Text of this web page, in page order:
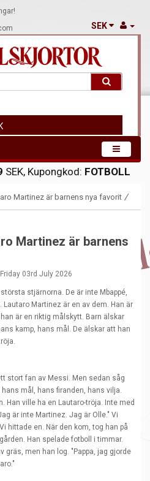
SEK
SEK, Kupongkod: FOTBOLL
Martinez är barnens nya favorit
Martinez är barnens
03rd July 2026
stjärnorna. De är inte Mbappé,
Martinez är en av dem. Han är
är en riktig målskytt. Barn älskar
kamp, hans mål. De älskar att han
stort fan av Messi. Men sedan såg
mål, hans firanden, hans vilja.
Han ville ha en Lautaro-tröja. Inte med
är inte Martinez. Jag är Olle." Vi
hittade en. När den kom, tog han på
Han spelade fotboll i timmar.
gräs, men han log. "Pappa, jag gjorde